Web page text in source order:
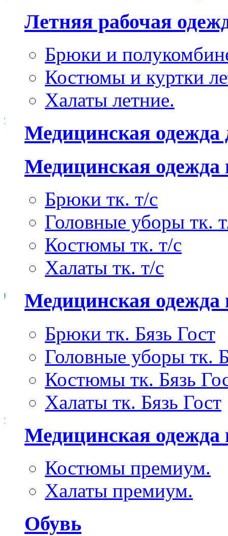
Летняя рабочая
Брюки и
Костюмы и куртки
Халаты летние.
Медицинская
Медицинская одежда
Брюки тк. т/с
Головные уборы тк.
Костюмы тк. т/с
Халаты тк. т/с
Медицинская одежда
Брюки тк. Бязь Гост
Головные уборы тк.
Костюмы тк. Бязь
Халаты тк. Бязь Гост
Медицинская одежда
Костюмы премиум.
Халаты премиум.
Обувь